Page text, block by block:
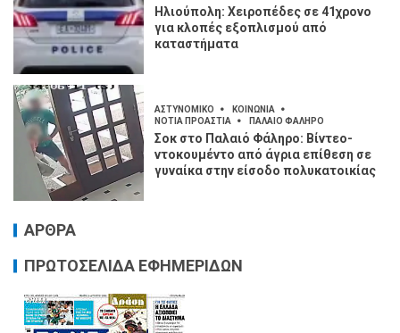
Ηλιούπολη: Χειροπέδες σε 41χρονο
για κλοπές εξοπλισμού από
καταστήματα
ΑΣΤΥΝΟΜΙΚΟ
ΚΟΙΝΩΝΙΑ
ΝΟΤΙΑ ΠΡΟΑΣΤΙΑ
ΠΑΛΑΙΟ ΦΑΛΗΡΟ
Σοκ στο Παλαιό Φάληρο: Βίντεο-
ντοκουμέντο από άγρια επίθεση σε
γυναίκα στην είσοδο πολυκατοικίας
ΑΡΘΡΑ
ΠΡΩΤΟΣΕΛΙΔΑ ΕΦΗΜΕΡΙΔΩΝ